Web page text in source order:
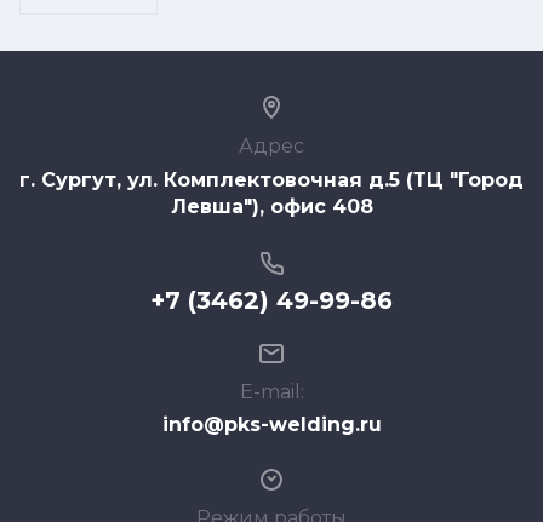
Адрес
г. Сургут, ул. Комплектовочная д.5 (ТЦ "Город
Левша"), офис 408
+7 (3462) 49-99-86
E-mail:
info@pks-welding.ru